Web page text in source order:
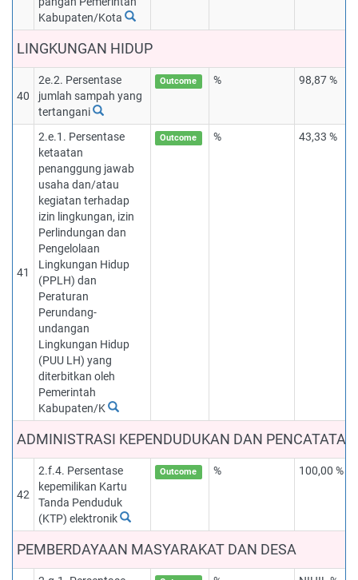
Kabupaten/Kota
LINGKUNGAN HIDUP
40
2e.2. Persentase
jumlah sampah yang
tertangani
Outcome % 98,87 %
41
2.e.1. Persentase
ketaatan
penanggung jawab
usaha dan/atau
kegiatan terhadap
izin lingkungan, izin
Perlindungan dan
Pengelolaan
Lingkungan Hidup
(PPLH) dan
Peraturan
Perundang-
undangan
Lingkungan Hidup
(PUU LH) yang
diterbitkan oleh
Pemerintah
Kabupaten/K
Outcome % 43,33 %
ADMINISTRASI KEPENDUDUKAN DAN
42
2.f.4. Persentase
kepemilikan Kartu
Tanda Penduduk
(KTP) elektronik
Outcome % 100,00 %
PEMBERDAYAAN MASYARAKAT DAN DESA